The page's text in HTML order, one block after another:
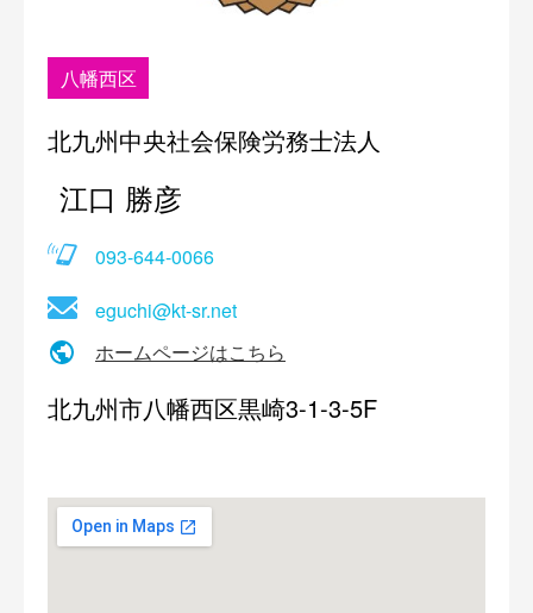
八幡西区
北九州中央社会保険労務士法人
江口 勝彦
093-644-0066
eguchi@kt-sr.net
ホームページはこちら
北九州市八幡西区黒崎3-1-3-5F